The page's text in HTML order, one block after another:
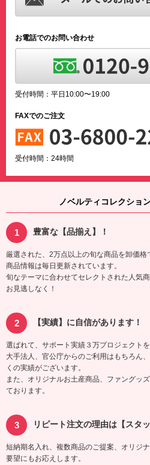
お電話でのお問い合わせ
受付時間：平日10:00〜19:00
FAXでのご注文
受付時間：24時間
ノベルティコレクショ
豊富な【品揃え】！
厳選された、2万点以上の旬な商品を卸価格
商品情報は毎日更新されています。
旬なテーマに合わせてセレクトされた人気
お見逃しなく！
【実績】に自信があります！
選ばれて、サポート実績３万プロジェクトを
大手法人、官公庁からのご利用はもちろん
くの実績がございます。
また、オリジナルお土産商品、ファングッ
ております。
リピート注文の理由は【スタ
短納期名入れ、複数商品のご提案、オリジ
要望にもお応えします。